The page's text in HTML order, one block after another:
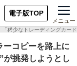
電子版TOP
メニュー
「稀少なトレーディングカー
ーコピーを路上に
が挑発しようとし